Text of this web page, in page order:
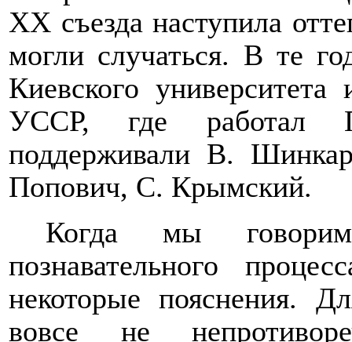
ХХ съезда наступила
могли случаться. В те
Киевского
УССР, где работал
поддерживали В.
Попович, С. Крымский.
Когда мы
познавательного
некоторые пояснения.
вовсе не